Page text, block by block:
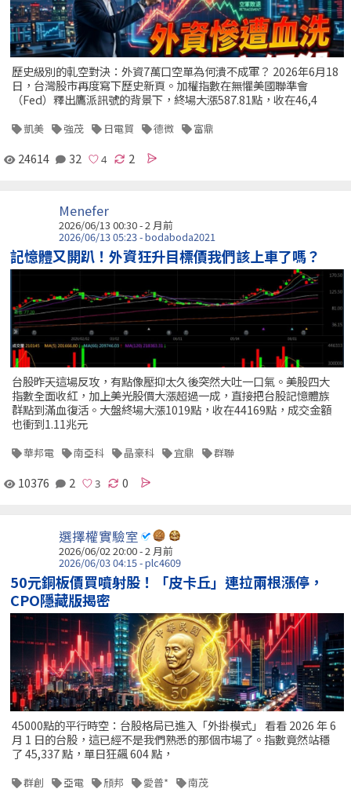
歷史級別的軋空對決：外資7萬口空單為何潰不成軍？ 2026年6月18
日，台灣股市再度寫下歷史新頁。加權指數在無懼美國聯準會
（Fed）釋出鷹派訊號的背景下，終場大漲587.81點，收在46,4
凱美 強茂 日電貿 德微 富鼎
24614 32 2
Menefer
2026/06/13 00:30 - 2 月前
2026/06/13 05:23 - bodaboda2021
記憶體又開趴！外資狂升目標價我們該上車了嗎？
台股昨天這場反攻，有點像壓抑太久後突然大吐一口氣。美股四大
指數全面收紅，加上美光股價大漲超過一成，直接把台股記憶體族
群點到滿血復活。大盤終場大漲1019點，收在44169點，成交金額
也衝到1.11兆元
華邦電 南亞科 晶豪科 宜鼎 群聯
10376 2 0
選擇權實驗室
2026/06/02 20:00 - 2 月前
2026/06/03 04:15 - plc4609
50元銅板價買噴射股！「皮卡丘」連拉兩根漲停，
CPO隱藏版揭密
45000點的平行時空：台股格局已進入「外掛模式」 看看 2026 年 6
月 1 日的台股，這已經不是我們熟悉的那個市場了。指數竟然站穩
了 45,337 點，單日狂飆 604 點，
群創 亞電 頎邦 愛普* 南茂